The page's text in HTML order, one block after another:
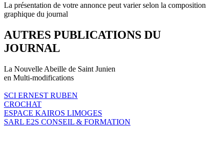
La présentation de votre annonce peut varier selon la composition
graphique du journal
AUTRES PUBLICATIONS DU
JOURNAL
La Nouvelle Abeille de Saint Junien
en Multi-modifications
SCI ERNEST RUBEN
CROCHAT
ESPACE KAIROS LIMOGES
SARL E2S CONSEIL & FORMATION